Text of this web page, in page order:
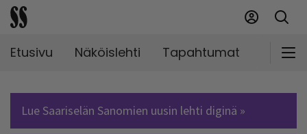
Etusivu Näköislehti Tapahtumat
Lue Saariselän Sanomien uusin lehti diginä »